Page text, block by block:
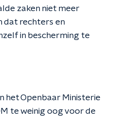
zaken niet meer
dat rechters en
in bescherming te
het Openbaar Ministerie
te weinig oog voor de